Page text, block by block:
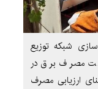
شبکه توزیع
مصرف برق در
داد و گفت: در سال ۱۴۰۴، مبنای ارزیابی مصرف